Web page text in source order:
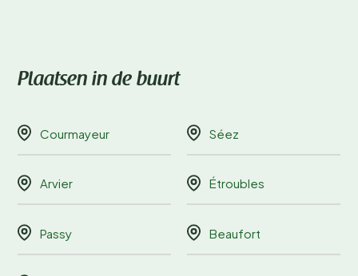
Plaatsen in de buurt
Courmayeur Séez
Arvier Étroubles
Passy Beaufort